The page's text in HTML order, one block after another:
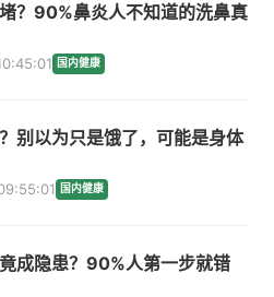
？90%鼻炎人不知道的洗鼻真
国内健康
别以为只是饿了，可能是身体
国内健康
成隐患？90%人第一步就错